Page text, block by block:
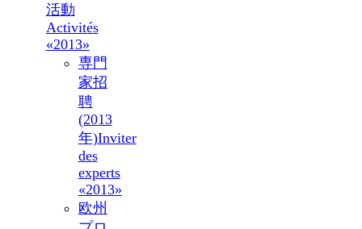
活動
Activités
«2013»
専門
家招
聘
(2013
年)Inviter
des
experts
«2013»
欧州